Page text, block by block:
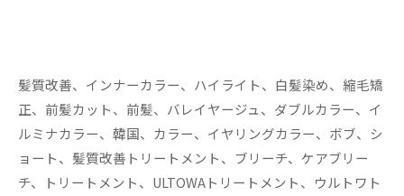
髪質改善、インナーカラー、ハイライト、白髪染め、縮毛矯
正、前髪カット、前髪、バレイヤージュ、ダブルカラー、イ
ルミナカラー、韓国、カラー、イヤリングカラー、ボブ、シ
ョート、髪質改善トリートメント、ブリーチ、ケアブリー
チ、トリートメント、ULTOWAトリートメント、ウルトワト